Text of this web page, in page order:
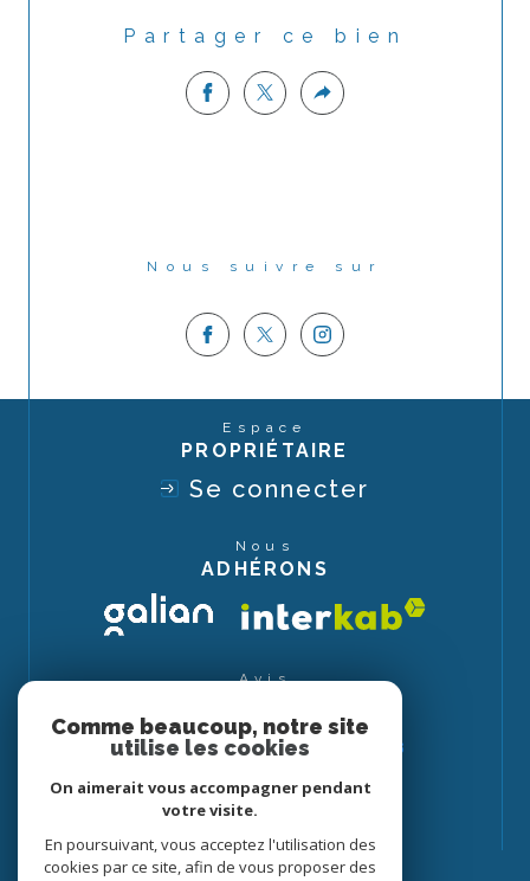
Partager ce bien
Nous suivre sur
Espace
PROPRIÉTAIRE
Se connecter
Nous
ADHÉRONS
Avis
Comme beaucoup, notre site
utilise les cookies
On aimerait vous accompagner pendant
votre visite.
En poursuivant, vous acceptez l'utilisation des
cookies par ce site, afin de vous proposer des